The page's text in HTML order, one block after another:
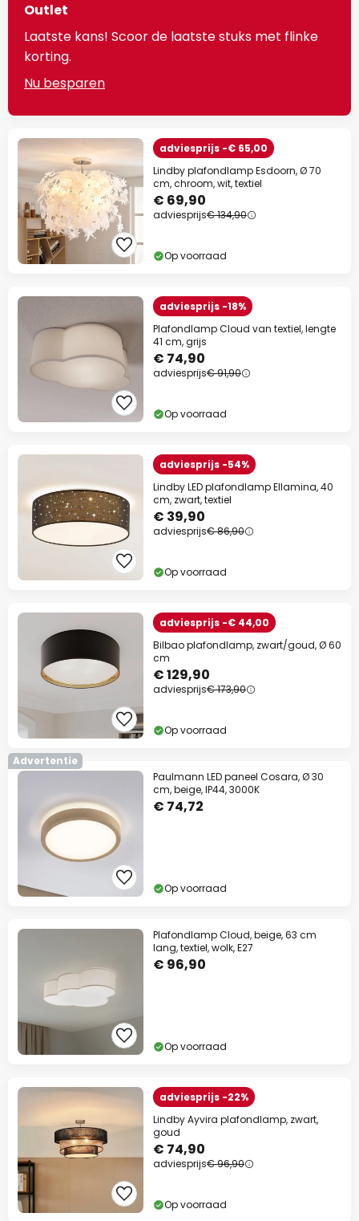
Outlet
Laatste kans! Scoor de laatste stuks met flinke
korting.
Nu besparen
adviesprijs -€ 65,00
Lindby plafondlamp Esdoorn, Ø 70
cm, chroom, wit, textiel
€ 69,90
adviesprijs€ 134,90
Op voorraad
adviesprijs -18%
Plafondlamp Cloud van textiel, lengte
41 cm, grijs
€ 74,90
adviesprijs€ 91,90
Op voorraad
adviesprijs -54%
Lindby LED plafondlamp Ellamina, 40
cm, zwart, textiel
€ 39,90
adviesprijs€ 86,90
Op voorraad
adviesprijs -€ 44,00
Bilbao plafondlamp, zwart/goud, Ø 60
cm
€ 129,90
adviesprijs€ 173,90
Op voorraad
Advertentie
Paulmann LED paneel Cosara, Ø 30
cm, beige, IP44, 3000K
€ 74,72
Op voorraad
Plafondlamp Cloud, beige, 63 cm
lang, textiel, wolk, E27
€ 96,90
Op voorraad
adviesprijs -22%
Lindby Ayvira plafondlamp, zwart,
goud
€ 74,90
adviesprijs€ 96,90
Op voorraad